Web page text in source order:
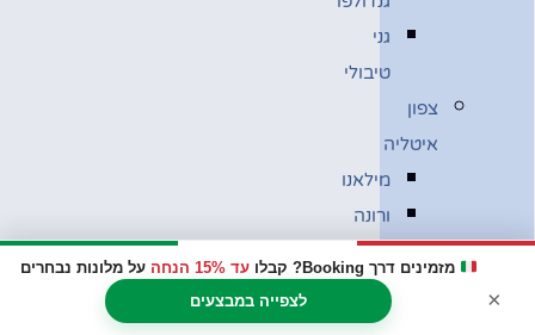
מזמינים דרך Booking? קבלו עד 15% הנחה
על מלונות נבחרים
לצפייה במבצעים
×
גני
טיבולי
צפון
איטליה
מילאנו
ורונה
ונציה
בולוניה
מוזיאון